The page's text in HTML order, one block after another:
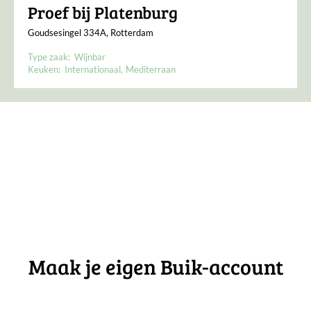
Proef bij Platenburg
Goudsesingel 334A, Rotterdam
Type zaak: Wijnbar
Keuken: Internationaal Mediterraan
Maak je eigen Buik-account